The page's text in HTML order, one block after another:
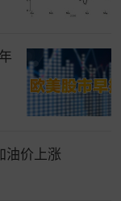
表示，
油价上涨